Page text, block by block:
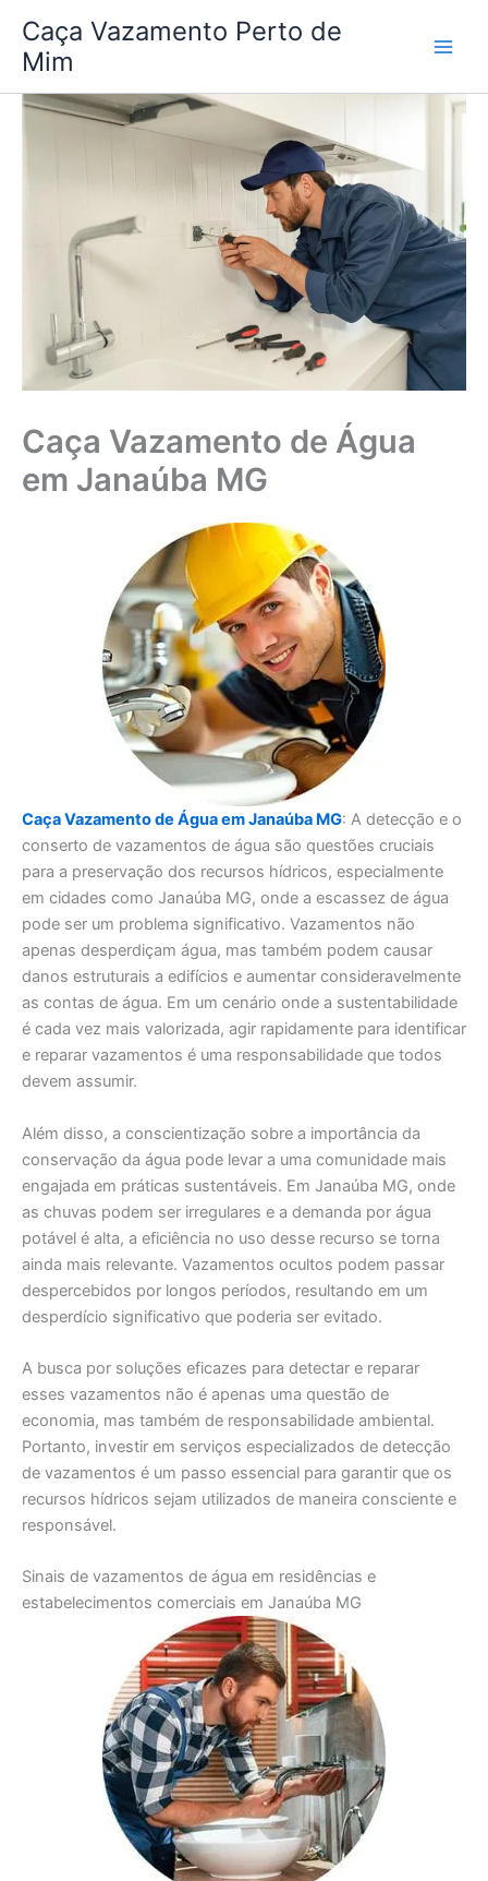
para
conteúdo
Caça Vazamento Perto de
Mim
Caça Vazamento de Água
em Janaúba MG
Caça Vazamento de Água em Janaúba MG: A detecção e o
conserto de vazamentos de água são questões cruciais
para a preservação dos recursos hídricos, especialmente
em cidades como Janaúba MG, onde a escassez de água
pode ser um problema significativo. Vazamentos não
apenas desperdiçam água, mas também podem causar
danos estruturais a edifícios e aumentar consideravelmente
as contas de água. Em um cenário onde a sustentabilidade
é cada vez mais valorizada, agir rapidamente para identificar
e reparar vazamentos é uma responsabilidade que todos
devem assumir.
Além disso, a conscientização sobre a importância da
conservação da água pode levar a uma comunidade mais
engajada em práticas sustentáveis. Em Janaúba MG, onde
as chuvas podem ser irregulares e a demanda por água
potável é alta, a eficiência no uso desse recurso se torna
ainda mais relevante. Vazamentos ocultos podem passar
despercebidos por longos períodos, resultando em um
desperdício significativo que poderia ser evitado.
A busca por soluções eficazes para detectar e reparar
esses vazamentos não é apenas uma questão de
economia, mas também de responsabilidade ambiental.
Portanto, investir em serviços especializados de detecção
de vazamentos é um passo essencial para garantir que os
recursos hídricos sejam utilizados de maneira consciente e
responsável.
Sinais de vazamentos de água em residências e
estabelecimentos comerciais em Janaúba MG